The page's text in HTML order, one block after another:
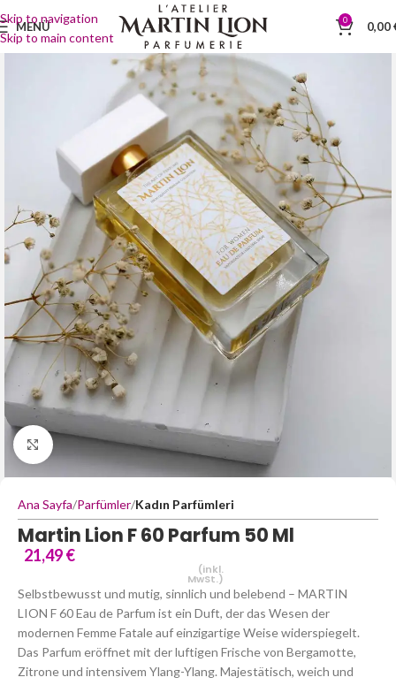
Skip to navigation
Skip to main content
MENÜ 0 0,00
Büyütmek için tıklayın
Ana Sayfa Parfümler Kadın Parfümleri
Martin Lion F 60 Parfum 50 Ml
21,49€
(inkl.
MwSt.)
Selbstbewusst und mutig, sinnlich und belebend – MARTIN
LION F 60 Eau de Parfum ist ein Duft, der das Wesen der
modernen Femme Fatale auf einzigartige Weise widerspiegelt.
Das Parfum eröffnet mit der luftigen Frische von Bergamotte,
Zitrone und intensivem Ylang-Ylang. Majestätisch, weich und